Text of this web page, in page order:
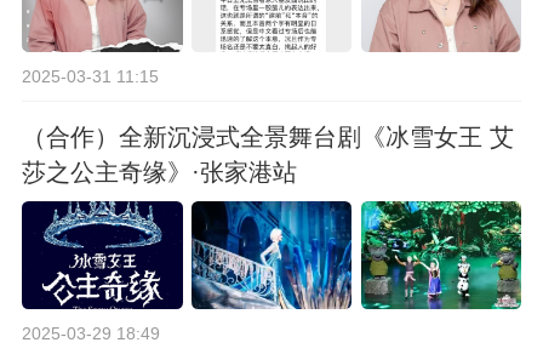
2025-03-31 11:15
（合作）全新沉浸式全景舞台剧《冰雪女王 艾
莎之公主奇缘》·张家港站
2025-03-29 18:49